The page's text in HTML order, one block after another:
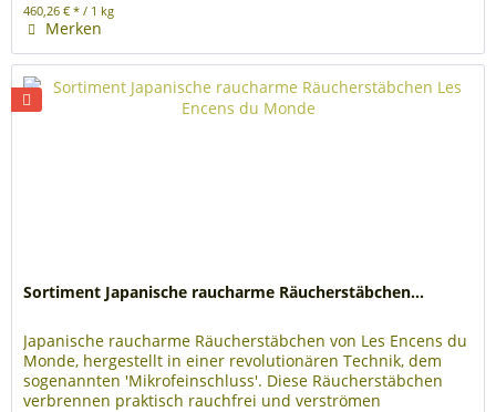
460,26 € * / 1 kg
Merken
Sortiment Japanische raucharme Räucherstäbchen...
Japanische raucharme Räucherstäbchen von Les Encens du
Monde, hergestellt in einer revolutionären Technik, dem
sogenannten 'Mikrofeinschluss'. Diese Räucherstäbchen
verbrennen praktisch rauchfrei und verströmen